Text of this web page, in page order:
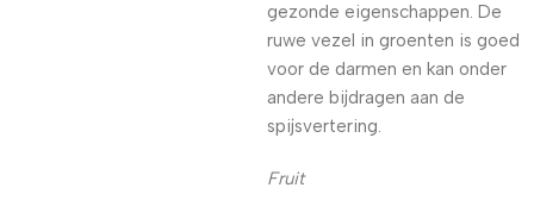
gezonde eigenschappen. De
ruwe vezel in groenten is goed
voor de darmen en kan onder
andere bijdragen aan de
spijsvertering.
Fruit